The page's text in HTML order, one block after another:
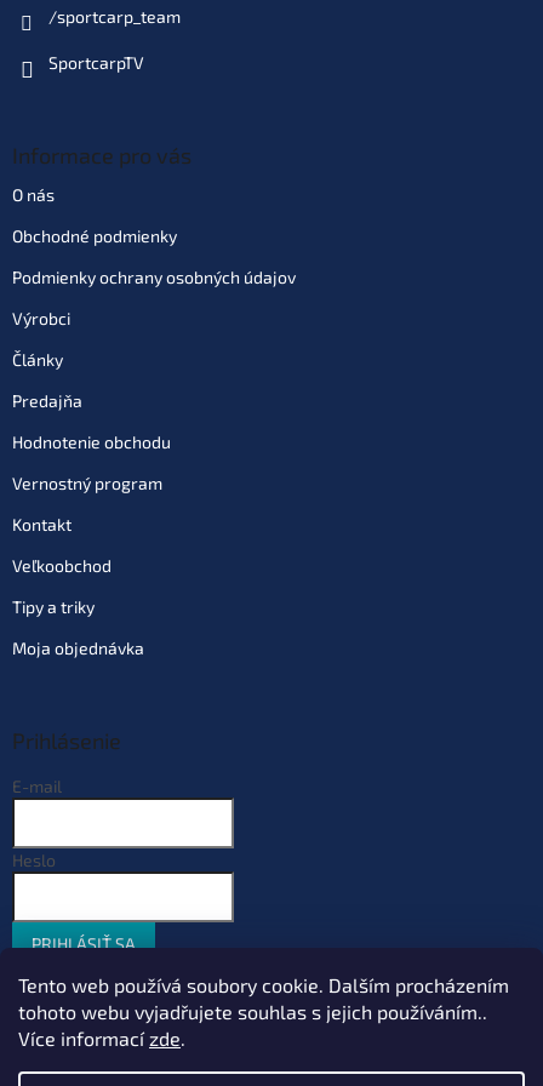
Tento web používá soubory cookie. Dalším procházením
tohoto webu vyjadřujete souhlas s jejich používáním..
Více informacízde.
EAN:
/sportcarp_team
SportcarpTV
Informace pro vás
O nás
Obchodné podmienky
Podmienky ochrany osobných údajov
Výrobci
Články
Predajňa
Hodnotenie obchodu
Vernostný program
Kontakt
Veľkoobchod
Tipy a triky
Moja objednávka
Prihlásenie
E-mail
Heslo
PRIHLÁSIŤ SA
Nová registrácia
Zabudnuté heslo